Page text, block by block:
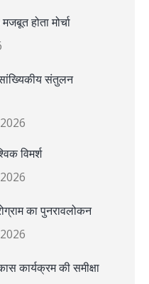
होता मोर्चा
संतुलन
विमर्श
का पुनरावलोकन
कार्यक्रम की समीक्षा